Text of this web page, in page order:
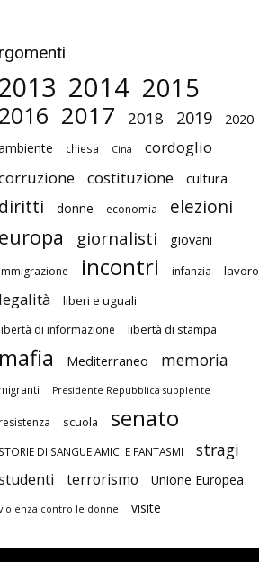
2014 2015
2017 2018 2019 2020
chiesa Cina
cordoglio
costituzione cultura
donne economia elezioni
giornalisti giovani
incontri infanzia lavoro
liberi e uguali
di informazione libertà di stampa
Mediterraneo memoria
Presidente Repubblica supplente
scuola senato
DI SANGUE AMICI E FANTASMI stragi
terrorismo Unione Europea
contro le donne visite